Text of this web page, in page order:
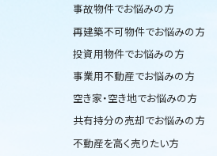
事故物件でお悩みの方
再建築不可物件でお悩みの方
投資用物件でお悩みの方
事業用不動産でお悩みの方
空き家・空き地でお悩みの方
共有持分の売却でお悩みの方
不動産を高く売りたい方